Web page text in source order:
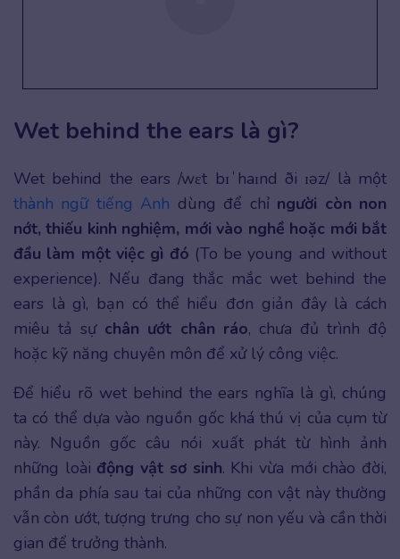
Wet behind the ears là gì?
Wet behind the ears /wɛt bɪˈhaɪnd ði ɪəz/ là một
thành ngữ tiếng Anh dùng để chỉ người còn non
nớt, thiếu kinh nghiệm, mới vào nghề hoặc mới bắt
đầu làm một việc gì đó (To be young and without
experience). Nếu đang thắc mắc wet behind the
ears là gì, bạn có thể hiểu đơn giản đây là cách
miêu tả sự chân ướt chân ráo, chưa đủ trình độ
hoặc kỹ năng chuyên môn để xử lý công việc.
Để hiểu rõ wet behind the ears nghĩa là gì, chúng
ta có thể dựa vào nguồn gốc khá thú vị của cụm từ
này. Nguồn gốc câu nói xuất phát từ hình ảnh
những loài động vật sơ sinh. Khi vừa mới chào đời,
phần da phía sau tai của những con vật này thường
vẫn còn ướt, tượng trưng cho sự non yếu và cần thời
gian để trưởng thành.